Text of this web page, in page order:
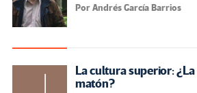
Por Andrés García Barrios
La cultura superior:
matón?